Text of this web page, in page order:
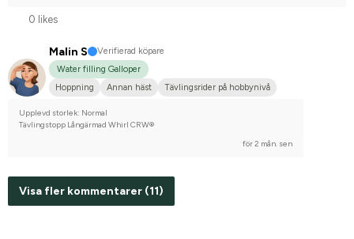
0 likes
Malin S
Verifierad köpare
Water filling Galloper
Hoppning
Annan häst Tävlingsrider på hobbynivå
Upplevd storlek: Normal
Tävlingstopp Långärmad Whirl CRW®
för 2 mån. sen
Visa fler kommentarer (11)